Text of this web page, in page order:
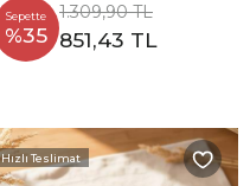
Sepette
%35
1.309,90 TL
851,43 TL
Hızlı Teslimat